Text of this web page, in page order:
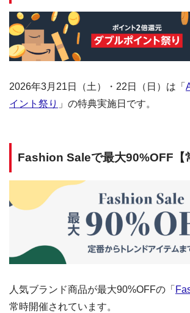
2026年3月21日（土）・22日（日）は「
イント祭り 」の特典実施日です。
Fashion Saleで最大90%OFF【
人気ブランド商品が最大90%OFFの「
常時開催されています。